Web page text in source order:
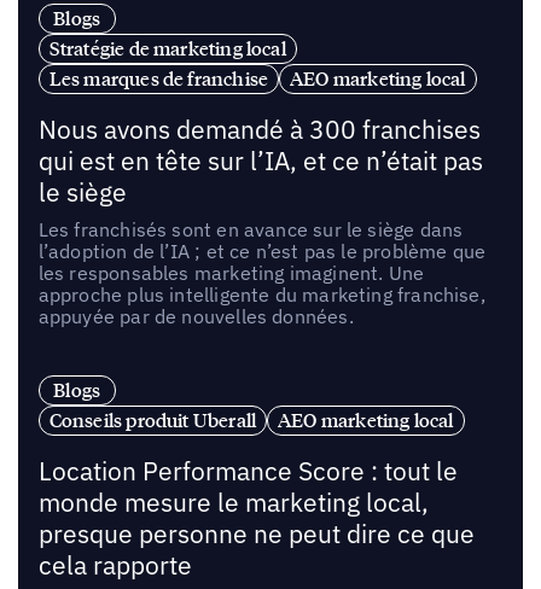
Blogs
Stratégie de marketing local
Les marques de franchise
AEO marketing local
Nous avons demandé à 300 franchises
qui est en tête sur l’IA, et ce n’était pas
le siège
Les franchisés sont en avance sur le siège dans
l’adoption de l’IA ; et ce n’est pas le problème que
les responsables marketing imaginent. Une
approche plus intelligente du marketing franchise,
appuyée par de nouvelles données.
Blogs
Conseils produit Uberall
AEO marketing local
Location Performance Score : tout le
monde mesure le marketing local,
presque personne ne peut dire ce que
cela rapporte